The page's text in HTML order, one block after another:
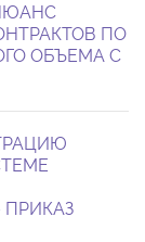
ПО
ОБЪЕМА С